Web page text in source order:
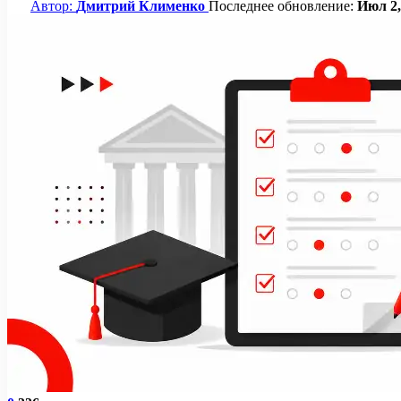
Автор: Дмитрий Клименко Последнее обновление: Июл 2,